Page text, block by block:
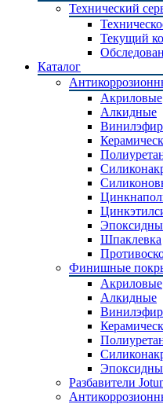
Технический
Текущий
Каталог
Акриловые
Алкидные
Шпаклевка
Финишные
Акриловые
Алкидные
Разбавители